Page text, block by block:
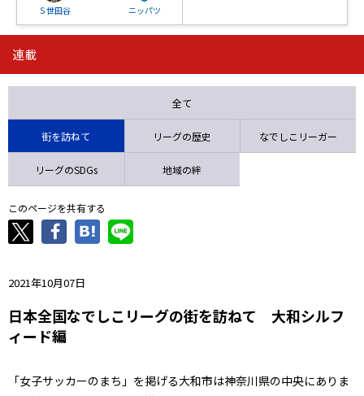
Ｓ世田谷 ニッパツ
ニッパツ 石人の星
連載
全て
街を訪ねて リーグの歴史 なでしこリーガー
リーグのSDGs 地域の絆
このページを共有する
2021年10月07日
日本全国なでしこリーグの街を訪ねて 大和シルフ
ィード編
「女子サッカーのまち」を掲げる大和市は神奈川県の中央にありま